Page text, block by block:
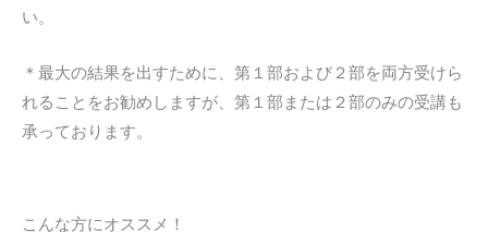
い。
＊最大の結果を出すために、第１部および２部を両方受けら
れることをお勧めしますが、第１部または２部のみの受講も
承っております。
こんな方にオススメ！